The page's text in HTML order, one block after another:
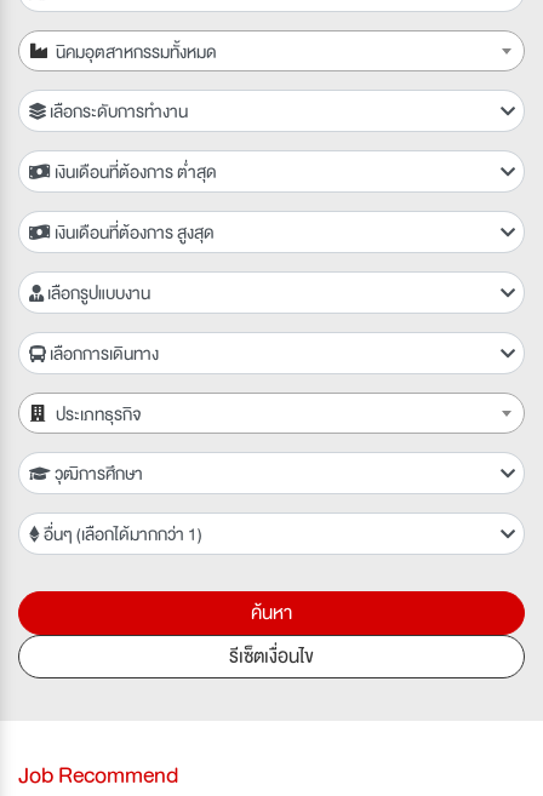
นิคมอุตสาหกรรมทั้งหมด
เลือกระดับการทำงาน
เงินเดือนที่ต้องการ ต่ำสุด
เงินเดือนที่ต้องการ สูงสุด
เลือกรูปแบบงาน
เลือกการเดินทาง
ประเภทธุรกิจ
วุฒิการศึกษา
อื่นๆ (เลือกได้มากกว่า 1)
ค้นหา
รีเซ็ตเงื่อนไข
Job Recommend